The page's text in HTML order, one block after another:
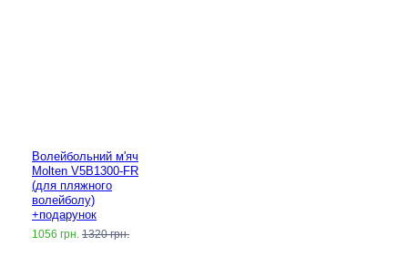
Волейбольний м'яч
Molten V5B1300-FR
(для пляжного
волейболу)
+подарунок
1056 грн. 1320 грн.